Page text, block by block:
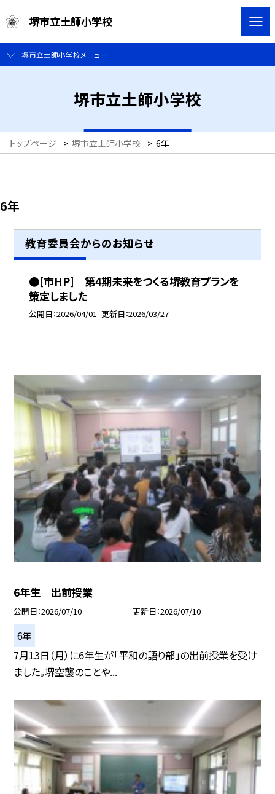
堺市立土師小学校
堺市立土師小学校メニュー
堺市立土師小学校
トップページ > 堺市立土師小学校 > 6年
6年
教育委員会からのお知らせ
●[市HP] 第4期未来をつくる堺教育プランを
策定しました
公開日 2026/04/01 更新日 2026/03/27
6年生 出前授業
公開日 2026/07/10 更新日 2026/07/10
6年
7月13日（月）に6年生が「平和の語り部」の出前授業を受け
ました。堺空襲のことや...